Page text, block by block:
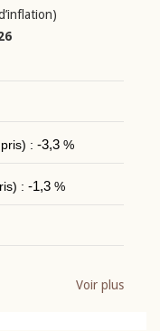
: -3,3%
: -1,3%
Voir plus